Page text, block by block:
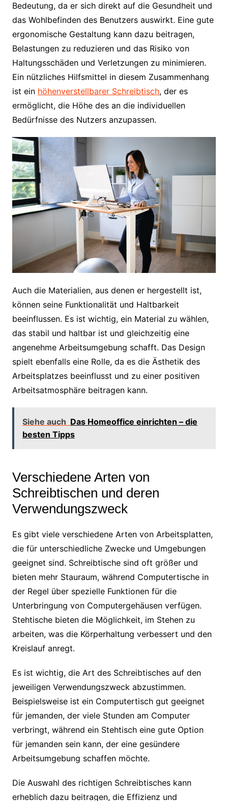
Bedeutung, da er sich direkt auf die Gesundheit und
das Wohlbefinden des Benutzers auswirkt. Eine gute
ergonomische Gestaltung kann dazu beitragen,
Belastungen zu reduzieren und das Risiko von
Haltungsschäden und Verletzungen zu minimieren.
Ein nützliches Hilfsmittel in diesem Zusammenhang
ist ein höhenverstellbarer Schreibtisch, der es
ermöglicht, die Höhe des an die individuellen
Bedürfnisse des Nutzers anzupassen.
Auch die Materialien, aus denen er hergestellt ist,
können seine Funktionalität und Haltbarkeit
beeinflussen. Es ist wichtig, ein Material zu wählen,
das stabil und haltbar ist und gleichzeitig eine
angenehme Arbeitsumgebung schafft. Das Design
spielt ebenfalls eine Rolle, da es die Ästhetik des
Arbeitsplatzes beeinflusst und zu einer positiven
Arbeitsatmosphäre beitragen kann.
Siehe auch Das Homeoffice einrichten – die
besten Tipps
Verschiedene Arten von
Schreibtischen und deren
Verwendungszweck
Es gibt viele verschiedene Arten von Arbeitsplatten,
die für unterschiedliche Zwecke und Umgebungen
geeignet sind. Schreibtische sind oft größer und
bieten mehr Stauraum, während Computertische in
der Regel über spezielle Funktionen für die
Unterbringung von Computergehäusen verfügen.
Stehtische bieten die Möglichkeit, im Stehen zu
arbeiten, was die Körperhaltung verbessert und den
Kreislauf anregt.
Es ist wichtig, die Art des Schreibtisches auf den
jeweiligen Verwendungszweck abzustimmen.
Beispielsweise ist ein Computertisch gut geeignet
für jemanden, der viele Stunden am Computer
verbringt, während ein Stehtisch eine gute Option
für jemanden sein kann, der eine gesündere
Arbeitsumgebung schaffen möchte.
Die Auswahl des richtigen Schreibtisches kann
erheblich dazu beitragen, die Effizienz und